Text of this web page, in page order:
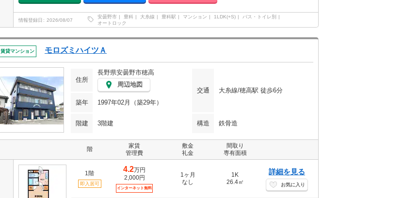
情報登録日 2026/08/07
安曇野市 豊科 大糸線 豊科駅 マンション 1LDK(+S)
バス・トイレ別
オートロック
賃貸マンション モロズミハイツＡ
住所
長野県安曇野市穂高
周辺地図
交通
大糸線/穂高駅 徒歩6分
築年
1997年02月（築29年）
階建 3階建 構造 鉄骨造
階
家賃
管理費
敷金
礼金
間取り
専有面積
1階
即入居可
4.2万円
2,000円
インターネット無料
1ヶ月
なし
1K
26.4㎡
詳細を見る
お気に入り